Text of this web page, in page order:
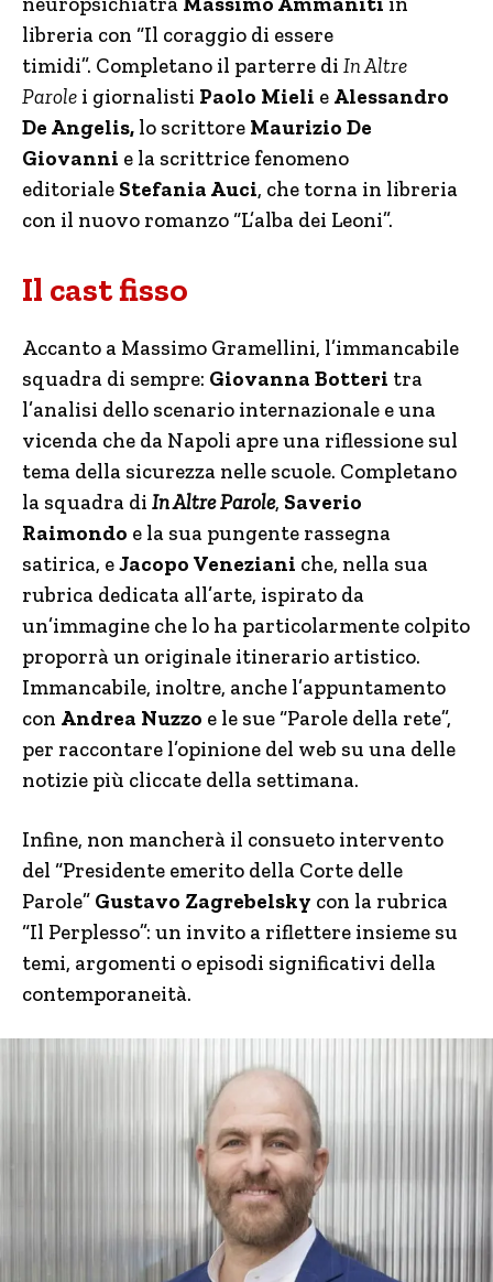
libreria con “Il coraggio di essere
timidi”. Completano il parterre di In Altre
Parole i giornalisti Paolo Mieli e Alessandro
De Angelis, lo scrittore Maurizio De
Giovanni e la scrittrice fenomeno
editoriale Stefania Auci, che torna in libreria
con il nuovo romanzo “L’alba dei Leoni”.
Il cast fisso
Accanto a Massimo Gramellini, l’immancabile
squadra di sempre: Giovanna Botteri tra
l’analisi dello scenario internazionale e una
vicenda che da Napoli apre una riflessione sul
tema della sicurezza nelle scuole. Completano
la squadra di In Altre Parole, Saverio
Raimondo e la sua pungente rassegna
satirica, eJacopo Veneziani che, nella sua
rubrica dedicata all’arte, ispirato da
un’immagine che lo ha particolarmente colpito
proporrà un originale itinerario artistico.
Immancabile, inoltre, anche l’appuntamento
con Andrea Nuzzo e le sue “Parole della rete”,
per raccontare l’opinione del web su una delle
notizie più cliccate della settimana.
Infine, non mancherà il consueto intervento
del “Presidente emerito della Corte delle
Parole” Gustavo Zagrebelsky con la rubrica
“Il Perplesso”: un invito a riflettere insieme su
temi, argomenti o episodi significativi della
contemporaneità.